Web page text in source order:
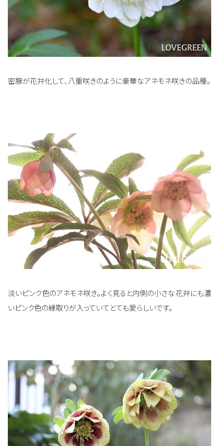
密腺が花弁化して、八重咲きのように豪華なアネモネ咲きの品種。
淡いピンク色のアネモネ咲き。よく見ると内側の小さな花弁にも濃
いピンク色の縁取りが入っていてとても愛らしいです。